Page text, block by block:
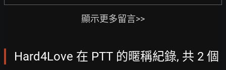
顯示更多留言>>
Hard4Love 在 PTT 的暱稱紀錄, 共 2 個